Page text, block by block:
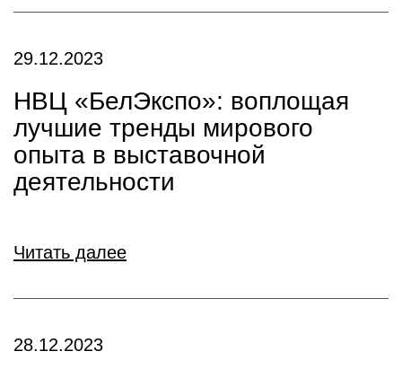
29.12.2023
НВЦ «БелЭкспо»: воплощая
лучшие тренды мирового
опыта в выставочной
деятельности
Читать далее
28.12.2023